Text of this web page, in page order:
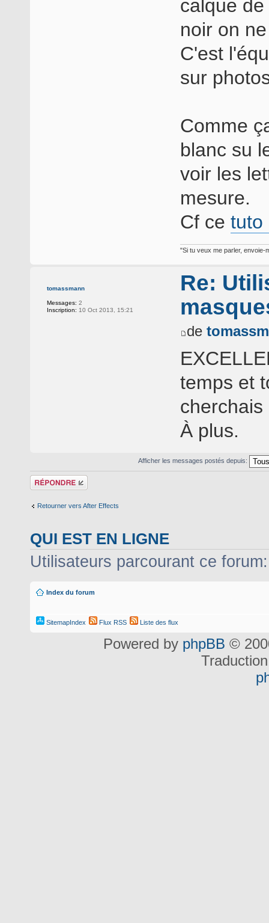
calque
noir on
C'est
sur
Comme
blanc su
voir les
mesure.
Cf ce tuto
"Si tu veux me parler, envoie-
tomassmann
Messages: 2
Inscription: 10 Oct 2013, 15:21
Re:
de
temps et
cherchais
À plus.
Afficher les messages postés depuis:
Répondre
Retourner vers After Effects
QUI EST EN LIGNE
Utilisateurs parcourant ce
Index du forum
SitemapIndex Flux RSS Liste des flux
Powered by phpBB ©